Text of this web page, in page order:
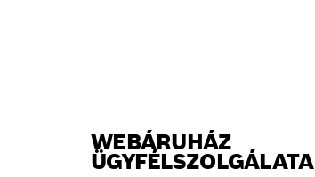
WEBÁRUHÁZ
ÜGYFÉLSZOLGÁLATA